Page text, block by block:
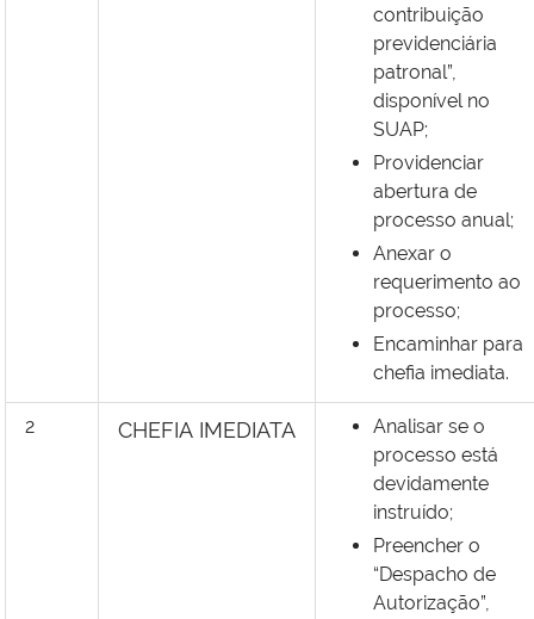
contribuição
previdenciária
patronal”,
disponível no
SUAP;
Providenciar
abertura de
processo anual;
Anexar o
requerimento ao
processo;
Encaminhar para
chefia imediata.
2 CHEFIA IMEDIATA
Analisar se o
processo está
devidamente
instruído;
Preencher o
“Despacho de
Autorização”,